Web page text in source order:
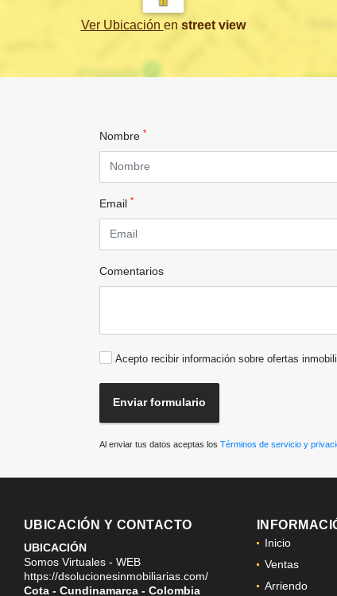
Ver Ubicación en street view
Nombre *
Email *
Comentarios
Acepto recibir información sobre ofertas
Enviar formulario
Al enviar tus datos aceptas los Términos de servicio y
UBICACIÓN Y CONTACTO
UBICACIÓN
Somos Virtuales - WEB
https://dsolucionesinmobiliarias.com/
Cota - Cundinamarca - Colombia
Inicio
Ventas
Arriendo